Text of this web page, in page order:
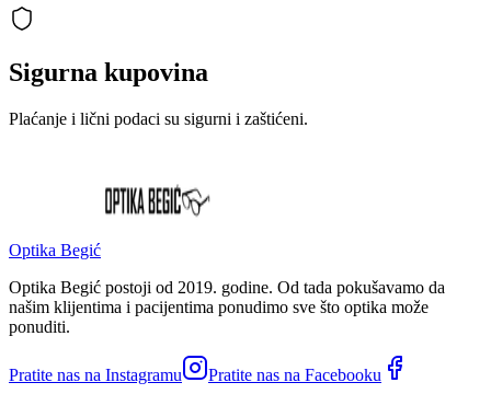
Sigurna kupovina
Plaćanje i lični podaci su sigurni i zaštićeni.
Optika Begić
Optika Begić postoji od 2019. godine. Od tada pokušavamo da
našim klijentima i pacijentima ponudimo sve što optika može
ponuditi.
Pratite nas na Instagramu Pratite nas na Facebooku